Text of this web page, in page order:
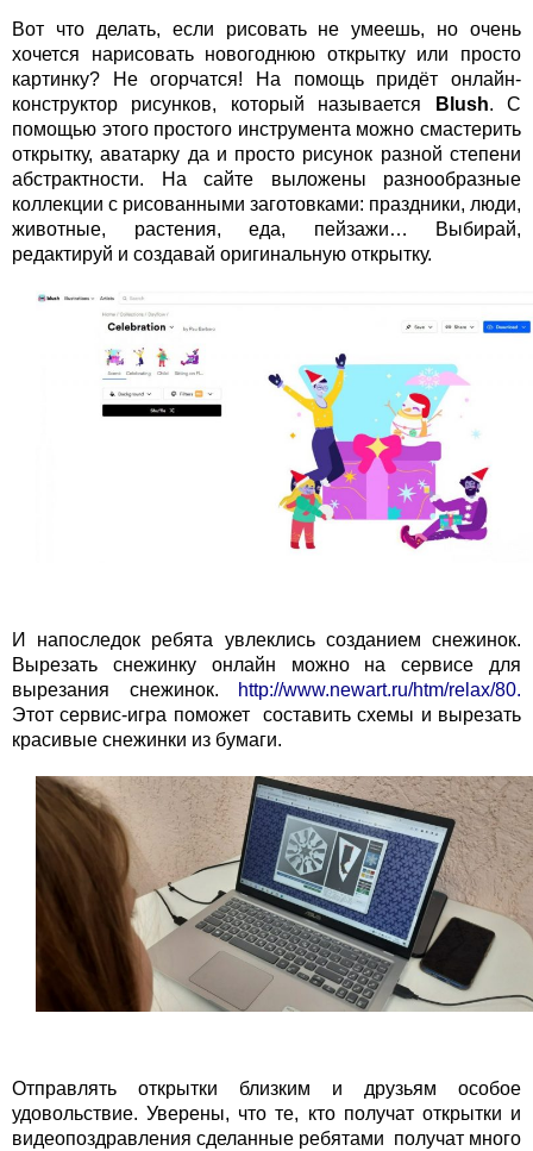
Вот что делать, если рисовать не умеешь, но очень
хочется нарисовать новогоднюю открытку или просто
картинку? Не огорчатся! На помощь придёт онлайн-
конструктор рисунков, который называется
Blush. С
помощью этого простого инструмента можно смастерить
открытку, аватарку да и просто рисунок разной степени
абстрактности. На сайте выложены разнообразные
коллекции с рисованными заготовками: праздники, люди,
животные, растения, еда, пейзажи… Выбирай,
редактируй и создавай оригинальную открытку.
И напоследок ребята увлеклись созданием снежинок.
Вырезать снежинку онлайн можно на сервисе для
вырезания снежинок.
http://www.newart.ru/htm/relax/80.
Этот сервис-игра поможет составить схемы и вырезать
красивые снежинки из бумаги.
Отправлять открытки близким и друзьям особое
удовольствие. Уверены, что те, кто получат открытки и
видеопоздравления сделанные ребятами получат много